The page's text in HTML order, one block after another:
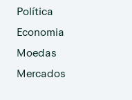
Política
Economia
Moedas
Mercados